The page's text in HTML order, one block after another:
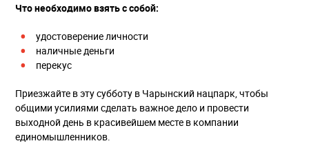
Что необходимо взять с собой:
удостоверение личности
наличные деньги
перекус
Приезжайте в эту субботу в Чарынский нацпарк, чтобы
общими усилиями сделать важное дело и провести
выходной день в красивейшем месте в компании
единомышленников.